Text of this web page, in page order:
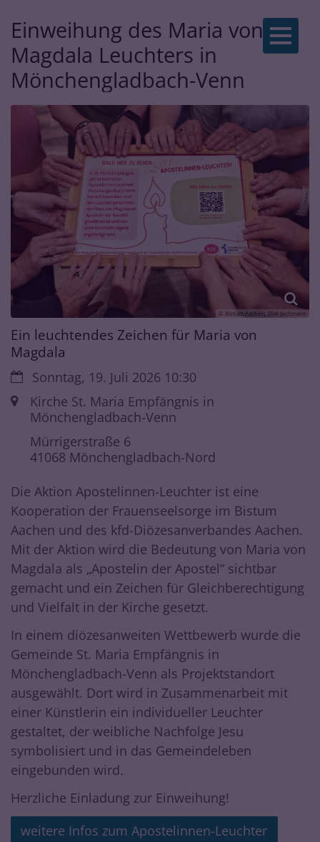
Zum Inhalt springen
Einweihung des Maria von
Magdala Leuchters in
Mönchengladbach-Venn
© Bistum Aachen, Dirk Jochmann
Ein leuchtendes Zeichen für Maria von
Magdala
Datum:Sonntag, 19. Juli 2026 10:30
Ort:Kirche St. Maria Empfängnis in
Mönchengladbach-Venn
Mürrigerstraße 6
41068 Mönchengladbach-Nord
Die Aktion Apostelinnen-Leuchter ist eine
Kooperation der Frauenseelsorge im Bistum
Aachen und des kfd-Diözesanverbandes Aachen.
Mit der Aktion wird die Bedeutung von Maria von
Magdala als „Apostelin der Apostel“ sichtbar
gemacht und ein Zeichen für Gleichberechtigung
und Vielfalt in der Kirche gesetzt.
In einem diözesanweiten Wettbewerb wurde die
Gemeinde St. Maria Empfängnis in
Mönchengladbach-Venn als Projektstandort
ausgewählt. Dort wird in Zusammenarbeit mit
einer Künstlerin ein individueller Leuchter
gestaltet, der weibliche Nachfolge Jesu
symbolisiert und in das Gemeindeleben
eingebunden wird.
Herzliche Einladung zur Einweihung!
weitere Infos zum Apostelinnen-Leuchter